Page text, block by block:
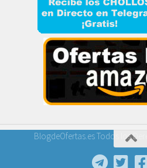
BlogdeOfertas.es Todos los